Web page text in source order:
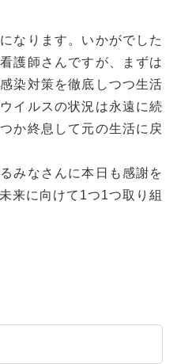
なります。いかがでした
護師さんですが、まずは
染対策を徹底しつつ生活
イルスの状況は永遠に続
か終息して元の生活に戻
みなさんに本日も感謝を
来に向けて1つ1つ取り組